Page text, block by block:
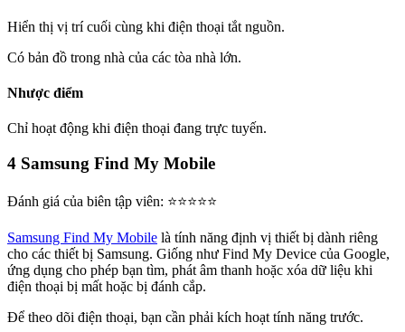
Hiển thị vị trí cuối cùng khi điện thoại tắt nguồn.
Có bản đồ trong nhà của các tòa nhà lớn.
Nhược điểm
Chỉ hoạt động khi điện thoại đang trực tuyến.
4 Samsung Find My Mobile
Đánh giá của biên tập viên: ⭐⭐⭐⭐⭐
Samsung Find My Mobile là tính năng định vị thiết bị dành riêng
cho các thiết bị Samsung. Giống như Find My Device của Google,
ứng dụng cho phép bạn tìm, phát âm thanh hoặc xóa dữ liệu khi
điện thoại bị mất hoặc bị đánh cắp.
Để theo dõi điện thoại, bạn cần phải kích hoạt tính năng trước.